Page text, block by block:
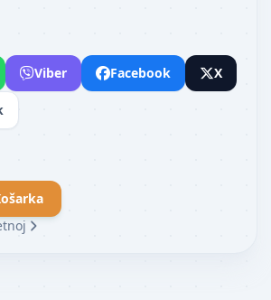
Viber Facebook X